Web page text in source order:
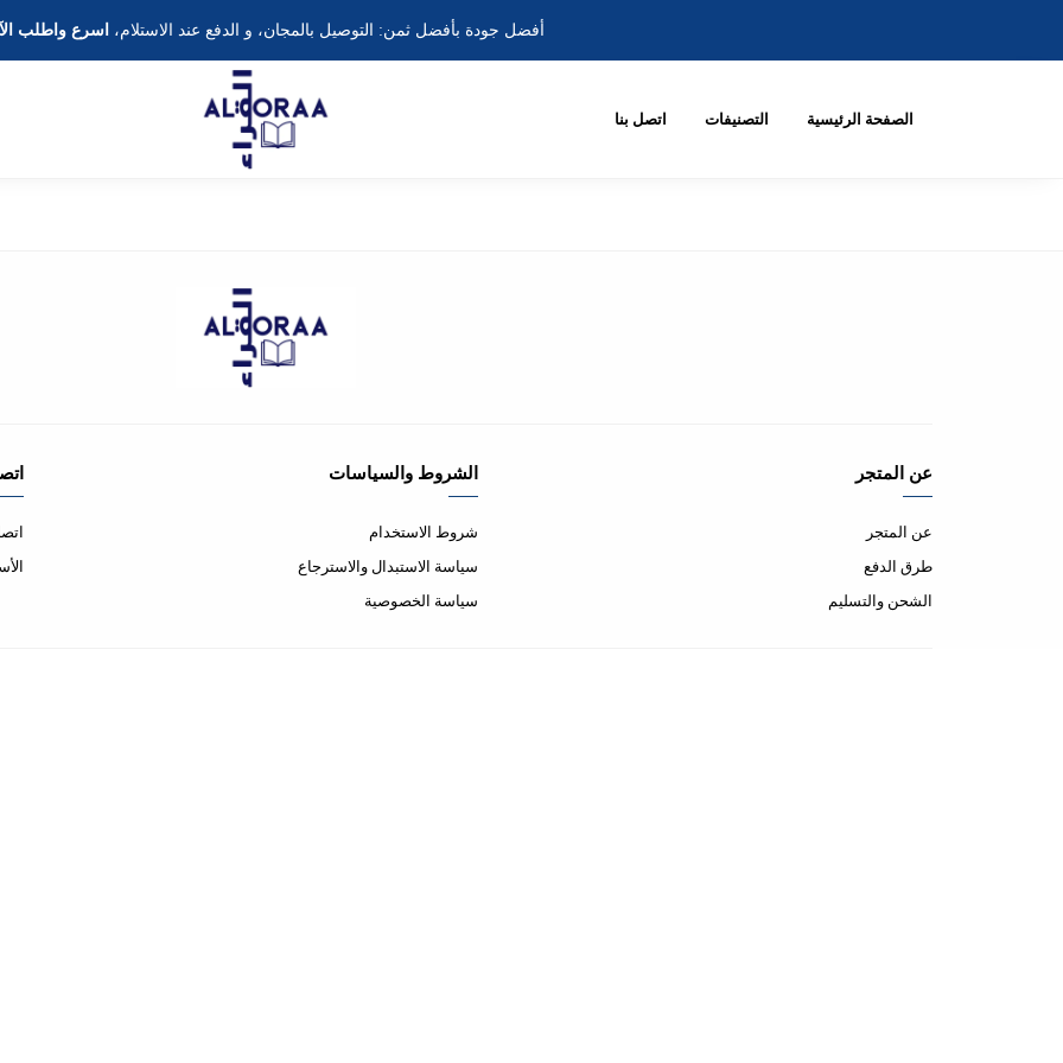
أفضل جودة بأفضل ثمن: التوصيل بالمجان، و الدفع عند الاستلام، اسرع واطلب
الصفحة الرئيسية التصنيفات اتصل بنا
عن المتجر
عن المتجر
طرق الدفع
الشحن والتسليم
الشروط والسياسات
شروط الاستخدام
سياسة الاستبدال والاسترجاع
سياسة الخصوصية